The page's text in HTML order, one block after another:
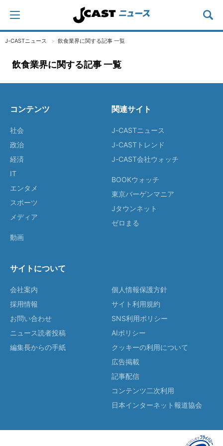
J-CASTニュース 飲食業界に関する記事 一覧
飲食業界に関する記事 一覧
コンテンツ
社会
政治
経済
IT
エンタメ
スポーツ
メディア
動画
関連サイト
J-CASTニュース
J-CASTトレンド
J-CAST会社ウォッチ
BOOKウォッチ
東京バーゲンマニア
Jタウンネット
ゼロまる
サイトについて
会社案内
採用情報
お問い合わせ
ニュース読者投稿
編集長からの手紙
個人情報保護方針
サイト利用規約
SNS利用ポリシー
AIポリシー
クッキーの利用について
広告掲載
記事配信
コンテンツ二次利用
日本インターネット報道協会